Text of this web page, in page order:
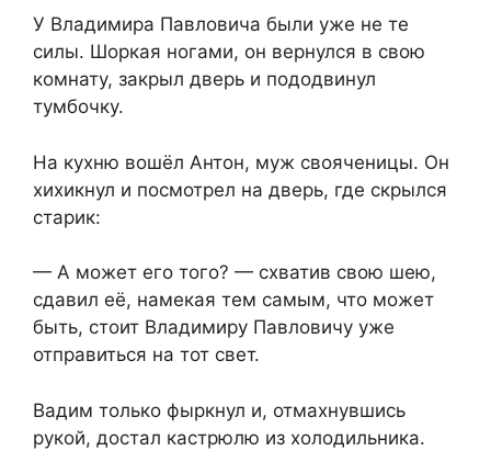
У Владимира Павловича были уже не те
силы. Шоркая ногами, он вернулся в свою
комнату, закрыл дверь и пододвинул
тумбочку.
На кухню вошёл Антон, муж свояченицы. Он
хихикнул и посмотрел на дверь, где скрылся
старик:
— А может его того? — схватив свою шею,
сдавил её, намекая тем самым, что может
быть, стоит Владимиру Павловичу уже
отправиться на тот свет.
Вадим только фыркнул и, отмахнувшись
рукой, достал кастрюлю из холодильника.